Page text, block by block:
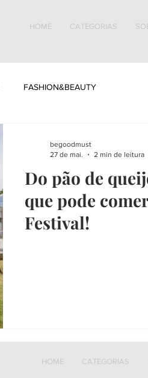
HOME CATEGORIAS
FASHION&BEAUTY
Do pão de
que pode
Festival!
begoodmust
27 de mai.
2 min de leitura
HOME CATEGORIAS